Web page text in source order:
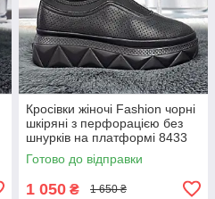
Кросівки жіночі Fashion чорні
шкіряні з перфорацією без
шнурків на платформі 8433
Готово до відправки
1 050 ₴ 1 650 ₴